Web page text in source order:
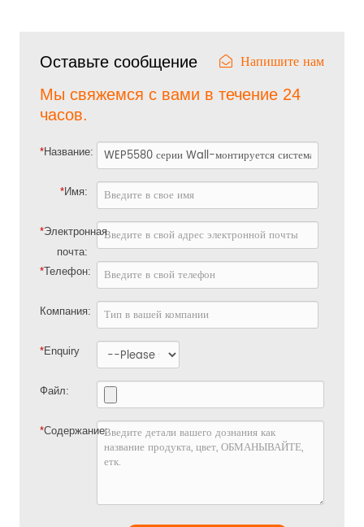
Оставьте сообщение Напишите нам
Мы свяжемся с вами в течение 24
часов.
*Название:
*Имя:
*Электронная
почта:
*Телефон:
Компания:
*Enquiry
Файл:
*Содержание: